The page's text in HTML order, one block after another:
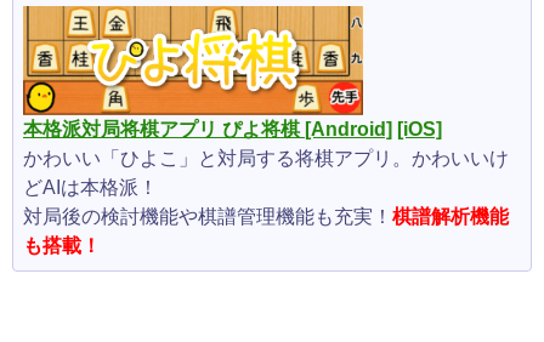
本格派対局将棋アプリ ぴよ将棋 [Android] [iOS]
かわいい「ひよこ」と対局する将棋アプリ。かわいいけ
どAIは本格派！
対局後の検討機能や棋譜管理機能も充実！ 棋譜解析機能
も搭載！